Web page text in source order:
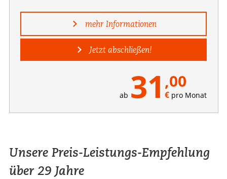
ab 31 ,00
€pro Monat
mehr Informationen
Jetzt abschließen!
Unsere Preis-Leistungs-Empfehlung
über 29 Jahre